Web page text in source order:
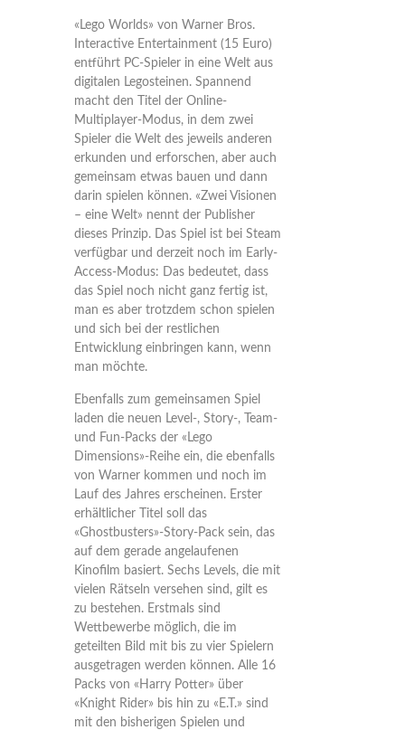
«Lego Worlds» von Warner Bros.
Interactive Entertainment (15 Euro)
entführt PC-Spieler in eine Welt aus
digitalen Legosteinen. Spannend
macht den Titel der Online-
Multiplayer-Modus, in dem zwei
Spieler die Welt des jeweils anderen
erkunden und erforschen, aber auch
gemeinsam etwas bauen und dann
darin spielen können. «Zwei Visionen
– eine Welt» nennt der Publisher
dieses Prinzip. Das Spiel ist bei Steam
verfügbar und derzeit noch im Early-
Access-Modus: Das bedeutet, dass
das Spiel noch nicht ganz fertig ist,
man es aber trotzdem schon spielen
und sich bei der restlichen
Entwicklung einbringen kann, wenn
man möchte.
Ebenfalls zum gemeinsamen Spiel
laden die neuen Level-, Story-, Team-
und Fun-Packs der «Lego
Dimensions»-Reihe ein, die ebenfalls
von Warner kommen und noch im
Lauf des Jahres erscheinen. Erster
erhältlicher Titel soll das
«Ghostbusters»-Story-Pack sein, das
auf dem gerade angelaufenen
Kinofilm basiert. Sechs Levels, die mit
vielen Rätseln versehen sind, gilt es
zu bestehen. Erstmals sind
Wettbewerbe möglich, die im
geteilten Bild mit bis zu vier Spielern
ausgetragen werden können. Alle 16
Packs von «Harry Potter» über
«Knight Rider» bis hin zu «E.T.» sind
mit den bisherigen Spielen und